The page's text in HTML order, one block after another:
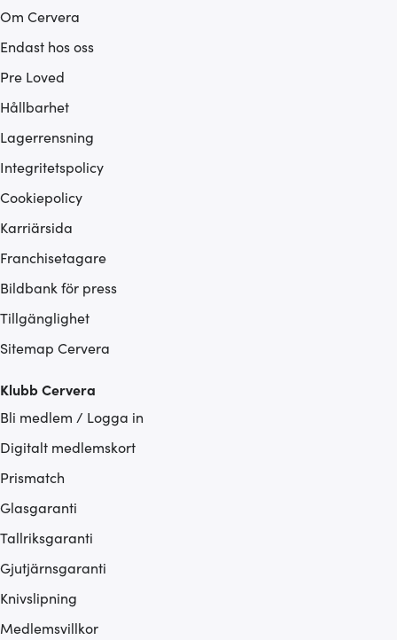
Om Cervera
Endast hos oss
Pre Loved
Hållbarhet
Lagerrensning
Integritetspolicy
Cookiepolicy
Karriärsida
Franchisetagare
Bildbank för press
Tillgänglighet
Sitemap Cervera
Klubb Cervera
Bli medlem / Logga in
Digitalt medlemskort
Prismatch
Glasgaranti
Tallriksgaranti
Gjutjärnsgaranti
Knivslipning
Medlemsvillkor